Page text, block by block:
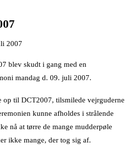
2007
blev skudt i gang med en
mandag d. 09. juli 2007.
op til DCT2007, tilsmilede vejrguderne
kunne afholdes i strålende
nå at tørre de mange mudderpøle
ikke mange, der tog sig af.